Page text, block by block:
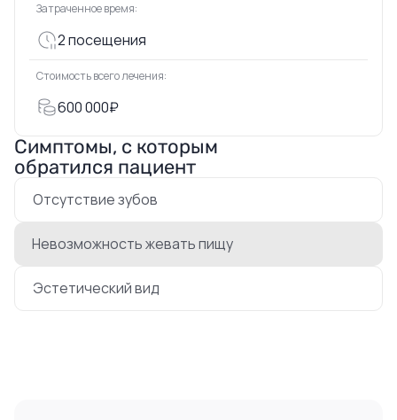
Затраченное время:
2 посещения
Стоимость всего лечения:
600 000₽
Симптомы, с которым
обратился пациент
Отсутствие зубов
Невозможность жевать пищу
Эстетический вид